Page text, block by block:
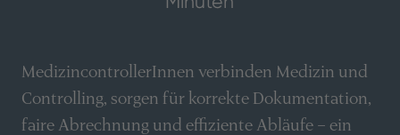
MedizincontrollerInnen verbinden Medizin und
Controlling, sorgen für korrekte Dokumentation,
faire Abrechnung und effiziente Abläufe – ein